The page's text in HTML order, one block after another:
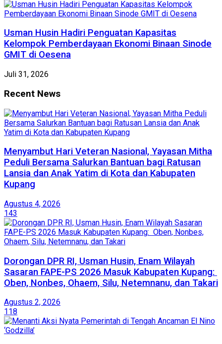
​Usman Husin Hadiri Penguatan Kapasitas
Kelompok Pemberdayaan Ekonomi Binaan Sinode
GMIT di Oesena
Juli 31, 2026
Recent News
​Menyambut Hari Veteran Nasional, Yayasan Mitha
Peduli Bersama Salurkan Bantuan bagi Ratusan
Lansia dan Anak Yatim di Kota dan Kabupaten
Kupang
Agustus 4, 2026
143
Dorongan DPR RI, Usman Husin, Enam Wilayah
Sasaran FAPE-PS 2026 Masuk Kabupaten Kupang:
Oben, Nonbes, Ohaem, Silu, Netemnanu, dan Takari
Agustus 2, 2026
118